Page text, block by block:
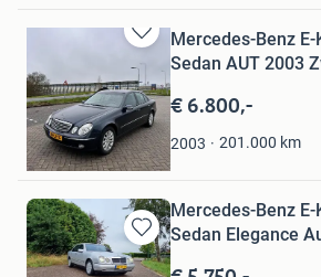
Bewaren
Mijn
Favorieten
Mercedes-Benz
Sedan AUT 2003
€ 6.800,-
2003 201.000 km
EC
Maarssen
Bewaren
in
Mercedes-Benz
Sedan Elegance